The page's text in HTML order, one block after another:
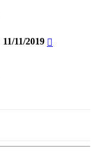
11/11/2019